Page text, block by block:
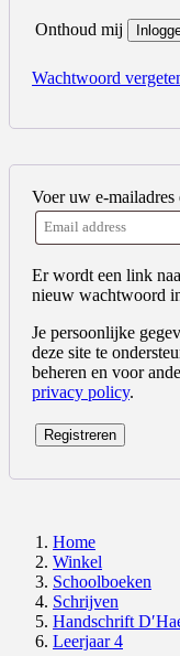
Onthoud mij
Wachtwoord
Voer uw e-
Er wordt een link
nieuw wachtwoord
Je persoonlijke
deze site te
beheren en voor
privacy policy.
Registreren
Home
Winkel
Schoolboeken
Schrijven
Handschrift
Leerjaar 4